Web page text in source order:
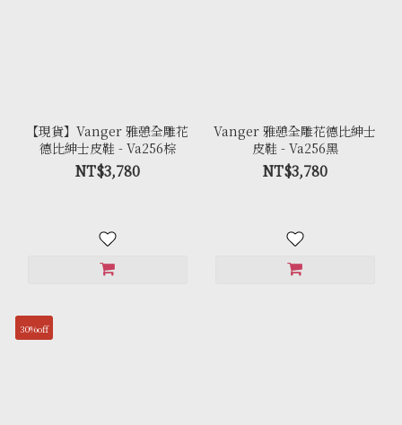
【現貨】Vanger 雅憩全雕花
德比紳士皮鞋 - Va256棕
NT$3,780
Vanger 雅憩全雕花德比紳士
皮鞋 - Va256黑
NT$3,780
30%off